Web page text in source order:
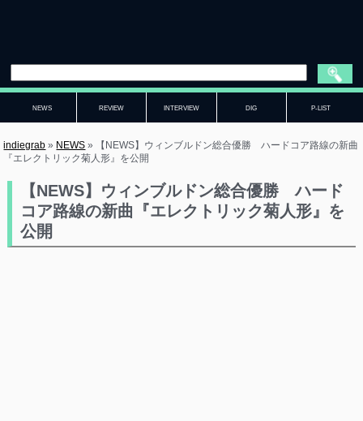
NEWS REVIEW INTERVIEW DIG P-LIST
indiegrab » NEWS »
【NEWS】ウィンブルドン総合優勝 ハードコア路線の新曲
『エレクトリック菊人形』を公開
【NEWS】ウィンブルドン総合優勝 ハード
コア路線の新曲『エレクトリック菊人形』を
公開